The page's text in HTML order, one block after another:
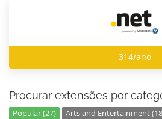
314/ano
Procurar extensões por
Popular (27) Arts and Entertainment